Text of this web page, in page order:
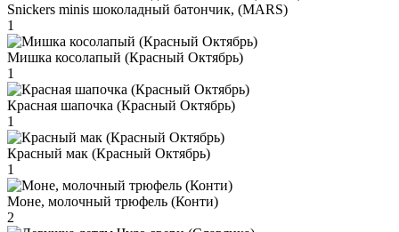
Snickers minis шоколадный батончик, (MARS)
1
Мишка косолапый (Красный Октябрь)
1
Красная шапочка (Красный Октябрь)
1
Красный мак (Красный Октябрь)
1
Моне, молочный трюфель (Конти)
2